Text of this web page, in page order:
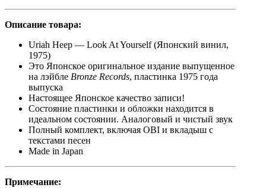
Описание товара:
Uriah Heep — Look At Yourself (Японский винил,
1975)
Это Японское оригинальное издание выпущенное
на лэйбле Bronze Records, пластинка 1975 года
выпуска
Настоящее Японское качество записи!
Состояние пластинки и обложки находится в
идеальном состоянии. Аналоговый и чистый звук
Полный комплект, включая OBI и вкладыш с
текстами песен
Made in Japan
Примечание: